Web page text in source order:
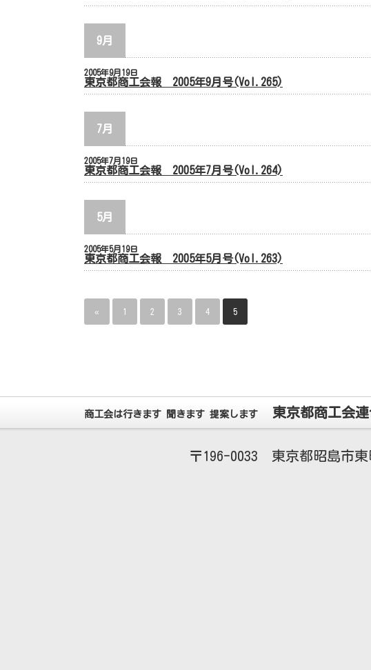
9月
2005年9月19日
東京都商工会報 2005年9月号(Vol.265)
7月
2005年7月19日
東京都商工会報 2005年7月号(Vol.264)
5月
2005年5月19日
東京都商工会報 2005年5月号(Vol.263)
« 1 2 3 4 5
商工会は行きます 聞きます 提案します 東京都商工会
196-0033 東京都昭島市